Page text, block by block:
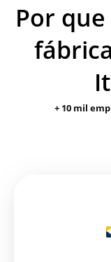
Por
+ 10 mil